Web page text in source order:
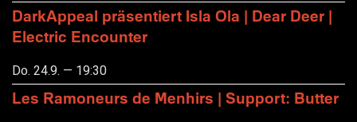
DarkAppeal präsentiert Isla Ola | Dear Deer |
Electric Encounter
Do. 24.9. — 19:30
Les Ramoneurs de Menhirs | Support: Butter